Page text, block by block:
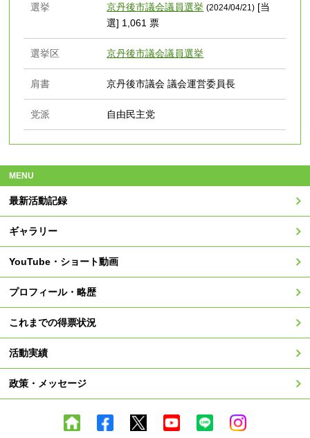
選挙 京丹後市議会議員選挙 (2024/04/21) [当
選] 1,061 票
選挙区 京丹後市議会議員選挙
肩書 京丹後市議会 議会運営委員長
党派 自由民主党
MENU
最新活動記録
ギャラリー
YouTube・ショート動画
プロフィール・略歴
これまでの得票状況
活動実績
政策・メッセージ